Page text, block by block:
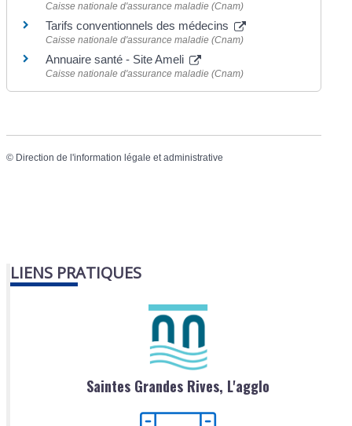
Caisse nationale d'assurance maladie (Cnam)
Tarifs conventionnels des médecins
Caisse nationale d'assurance maladie (Cnam)
Annuaire santé - Site Ameli
Caisse nationale d'assurance maladie (Cnam)
© Direction de l'information légale et administrative
LIENS PRATIQUES
Saintes Grandes Rives, L'agglo